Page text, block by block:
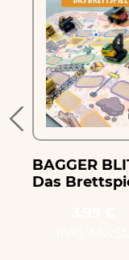
BAGGER
Das